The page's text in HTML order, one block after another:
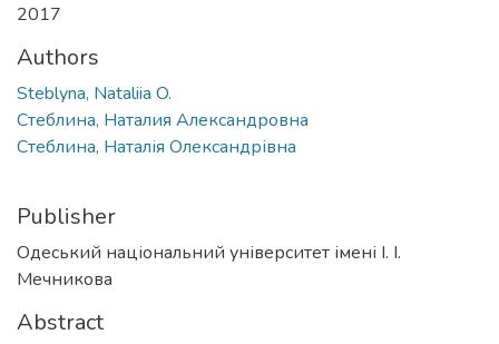
2017
Authors
Steblyna, Nataliia O.
Стеблина, Наталия Александровна
Стеблина, Наталія Олександрівна
Publisher
Одеський національний університет імені І. І.
Мечникова
Abstract